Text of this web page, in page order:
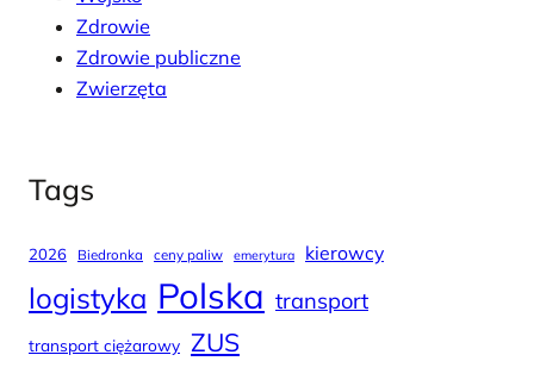
Zdrowie
Zdrowie publiczne
Zwierzęta
Tags
2026 Biedronka ceny paliw emerytura kierowcy
logistyka Polska transport
transport ciężarowy ZUS